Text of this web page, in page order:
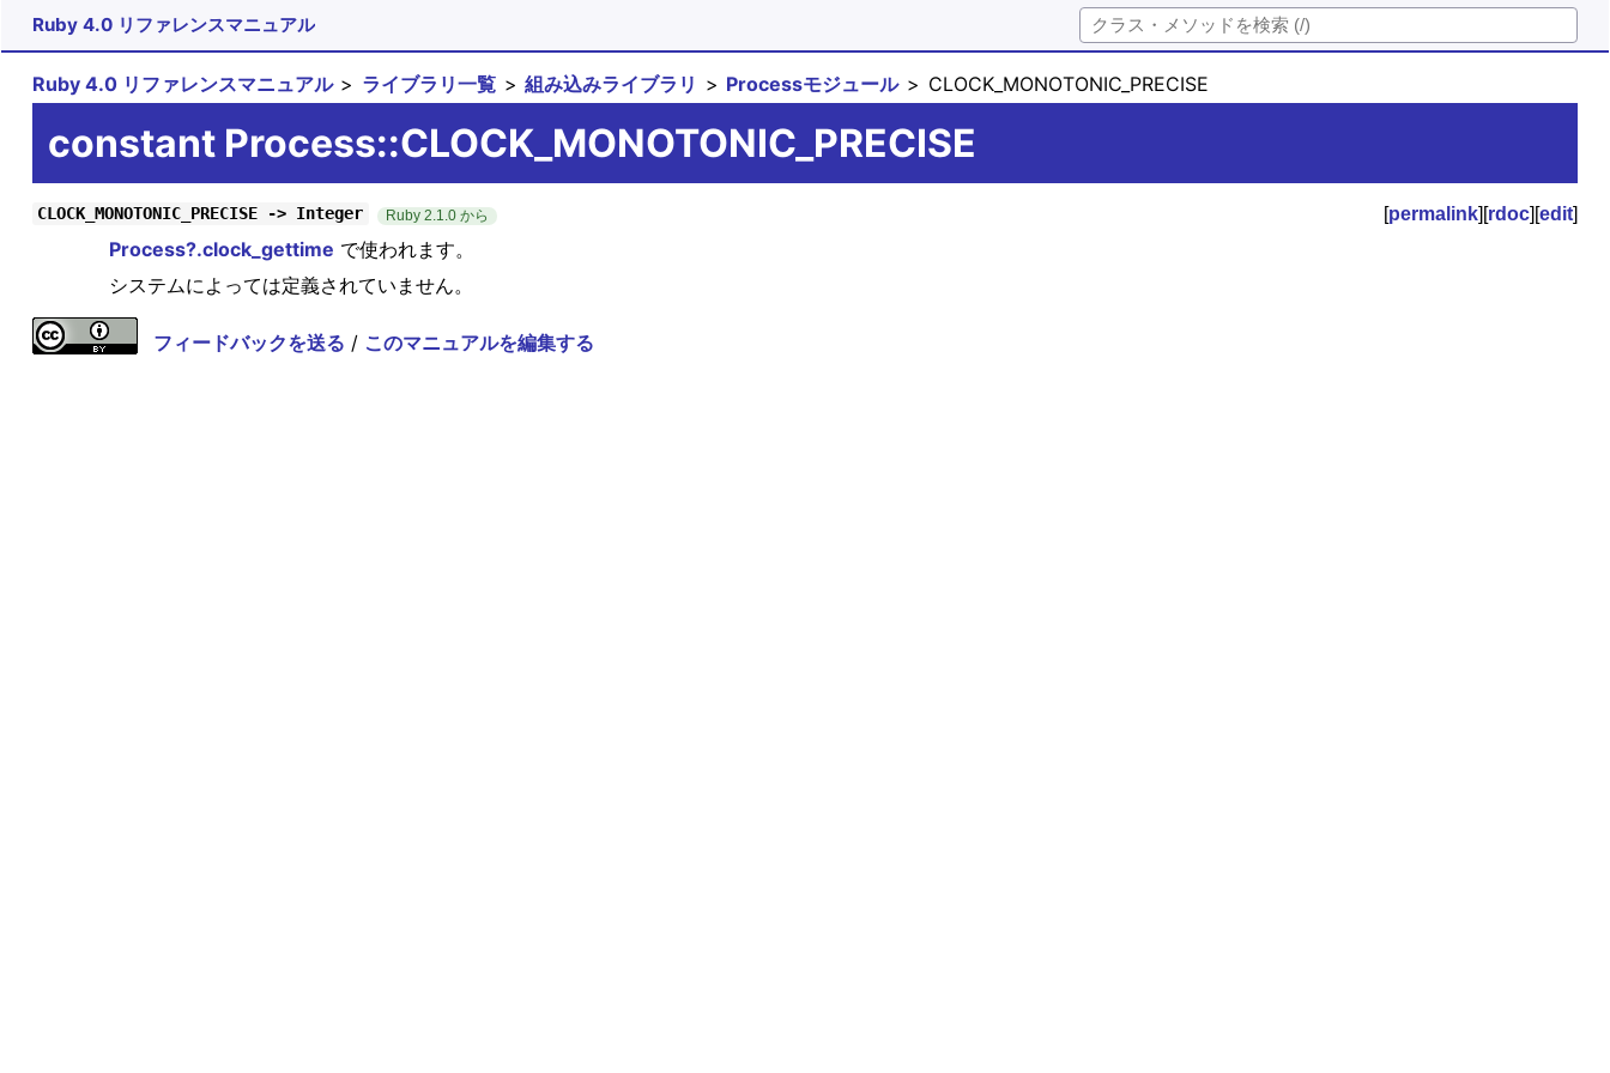
Ruby 4.0 リファレンスマニュアル
Ruby 4.0 リファレンスマニュアル ライブラリ一覧 組み込みライブラリ Processモジュール CLOCK_MONOTONIC_PRECISE
constant Process::CLOCK_MONOTONIC_PRECISE
CLOCK_MONOTONIC_PRECISE -> Integer Ruby 2.1.0 から [permalink][rdoc][edit]
Process?.clock_gettime で使われます。
システムによっては定義されていません。
フィードバックを送る / このマニュアルを編集する